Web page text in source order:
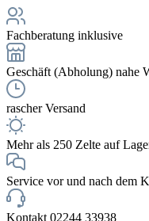
Fachberatung inklusive
Geschäft (Abholung) nahe
rascher Versand
Mehr als 250 Zelte auf
Service vor und nach dem
Kontakt 02244 33938